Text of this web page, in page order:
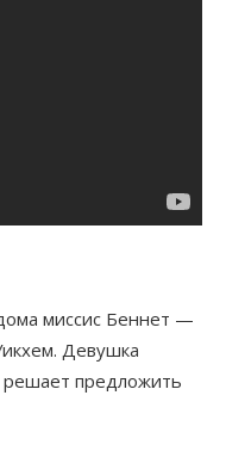
миссис Беннет —
Девушка
решает предложить